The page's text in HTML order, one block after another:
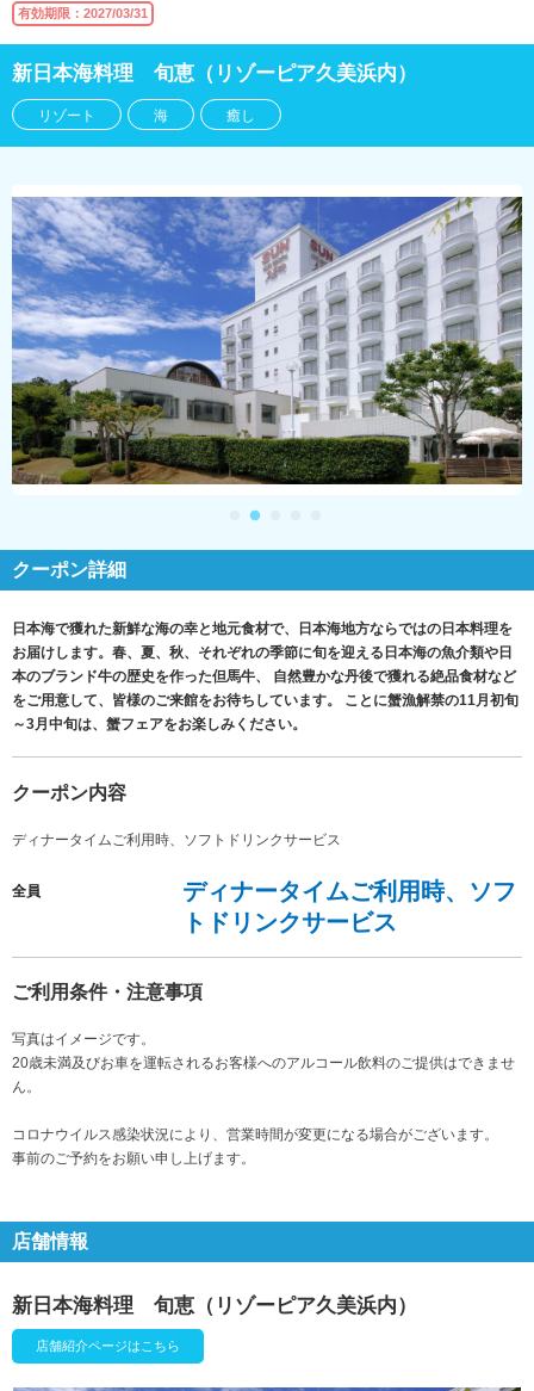
有効期限：2027/03/31
新日本海料理 旬恵（リゾーピア久美浜内）
リゾート 海 癒し
クーポン詳細
日本海で獲れた新鮮な海の幸と地元食材で、日本海地方ならではの日本料理を
お届けします。春、夏、秋、それぞれの季節に旬を迎える日本海の魚介類や日
本のブランド牛の歴史を作った但馬牛、 自然豊かな丹後で獲れる絶品食材など
をご用意して、皆様のご来館をお待ちしています。 ことに蟹漁解禁の11月初旬
～3月中旬は、蟹フェアをお楽しみください。
クーポン内容
ディナータイムご利用時、ソフトドリンクサービス
全員
ディナータイムご利用時、ソフ
トドリンクサービス
ご利用条件・注意事項
写真はイメージです。
20歳未満及びお車を運転されるお客様へのアルコール飲料のご提供はできませ
ん。
コロナウイルス感染状況により、営業時間が変更になる場合がございます。
事前のご予約をお願い申し上げます。
店舗情報
新日本海料理 旬恵（リゾーピア久美浜内）
店舗紹介ページはこちら